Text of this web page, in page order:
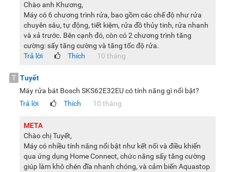
Lưu ý:Hình ảnh sản phẩm chỉ có tính chất minh họa, chi tiết
sản phẩm, màu sắc, thiết kế và thông số kỹ thuật có thể thay
đổi tùy theo sản phẩm thực tế mà không cần thông báo
trước.
Chào anh Khương,
Máy có 6 chương trình rửa, bao gồm các chế độ như rửa
chuyên sâu, tự động, tiết kiệm, rửa đồ thủy tinh, rửa nhanh
và xả trước. Bên cạnh đó, còn có 2 chương trình tăng
cường: sấy tăng cường và tăng tốc độ rửa.
Trả lời
Thích 10 tháng
T Tuyết
Máy rửa bát Bosch SKS62E32EU có tính năng gì nổi bật?
Trả lời
Thích 10 tháng
META
Chào chị Tuyết,
Máy có nhiều tính năng nổi bật như kết nối và điều khiển
qua ứng dụng Home Connect, chức năng sấy tăng cường
giúp làm khô chén đĩa nhanh chóng, và cảm biến Aquastop